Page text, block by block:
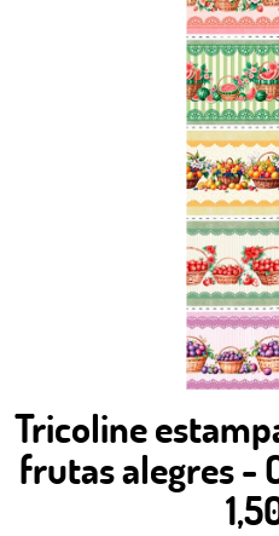
Tricoline
frutas alegres -